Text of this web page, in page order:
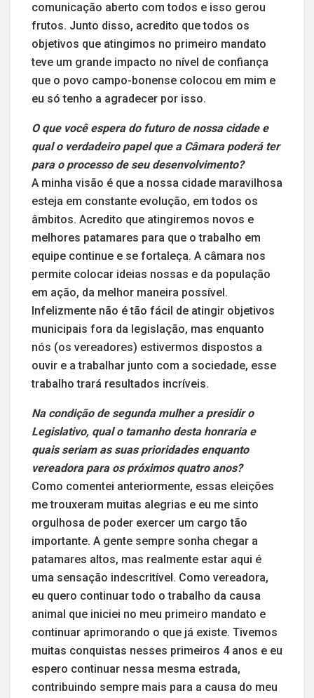
comunicação aberto com todos e isso gerou
frutos. Junto disso, acredito que todos os
objetivos que atingimos no primeiro mandato
teve um grande impacto no nível de confiança
que o povo campo-bonense colocou em mim e
eu só tenho a agradecer por isso.
O que você espera do futuro de nossa cidade e
qual o verdadeiro papel que a Câmara poderá ter
para o processo de seu desenvolvimento?
A minha visão é que a nossa cidade maravilhosa
esteja em constante evolução, em todos os
âmbitos. Acredito que atingiremos novos e
melhores patamares para que o trabalho em
equipe continue e se fortaleça. A câmara nos
permite colocar ideias nossas e da população
em ação, da melhor maneira possível.
Infelizmente não é tão fácil de atingir objetivos
municipais fora da legislação, mas enquanto
nós (os vereadores) estivermos dispostos a
ouvir e a trabalhar junto com a sociedade, esse
trabalho trará resultados incríveis.
Na condição de segunda mulher a presidir o
Legislativo, qual o tamanho desta honraria e
quais seriam as suas prioridades enquanto
vereadora para os próximos quatro anos?
Como comentei anteriormente, essas eleições
me trouxeram muitas alegrias e eu me sinto
orgulhosa de poder exercer um cargo tão
importante. A gente sempre sonha chegar a
patamares altos, mas realmente estar aqui é
uma sensação indescritível. Como vereadora,
eu quero continuar todo o trabalho da causa
animal que iniciei no meu primeiro mandato e
continuar aprimorando o que já existe. Tivemos
muitas conquistas nesses primeiros 4 anos e eu
espero continuar nessa mesma estrada,
contribuindo sempre mais para a causa do meu